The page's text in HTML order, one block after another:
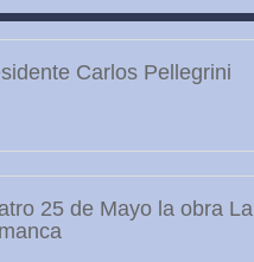
Carlos Pellegrini
25 de Mayo la obra La